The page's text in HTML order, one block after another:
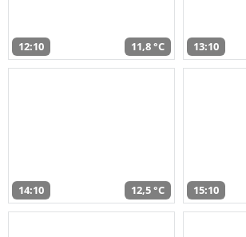
12:10 11,8 °C 13:10
14:10 12,5 °C 15:10